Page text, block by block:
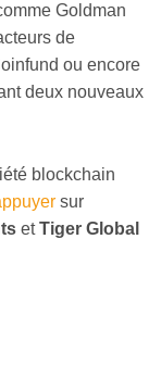
Goldman
de
ou encore
deux nouveaux
blockchain
sur
etTiger Global